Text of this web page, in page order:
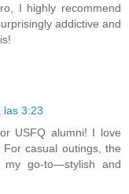
I highly recommend
addictive and
las 3:23
USFQ alumni! I love
casual outings, the
go-to—stylish and